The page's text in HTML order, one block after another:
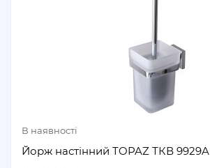
В наявності
Йорж настінний TOPAZ ТКВ 9929A